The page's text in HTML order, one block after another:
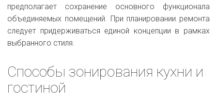
предполагает сохранение основного функционала
объединяемых помещений. При планировании ремонта
следует придерживаться единой концепции в рамках
выбранного стиля.
Способы зонирования кухни и
гостиной